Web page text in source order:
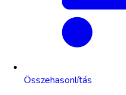
Összehasonlítás